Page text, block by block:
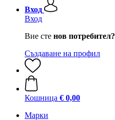
Вход
Вход
Вие сте нов потребител?
Създаване на профил
Кошница € 0,00
Марки